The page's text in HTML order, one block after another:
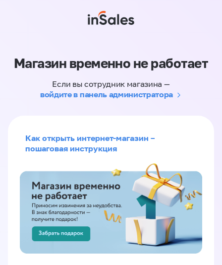
Магазин временно не работает
Если вы сотрудник магазина —
войдите в панель администратора
Как открыть интернет-магазин –
пошаговая инструкция